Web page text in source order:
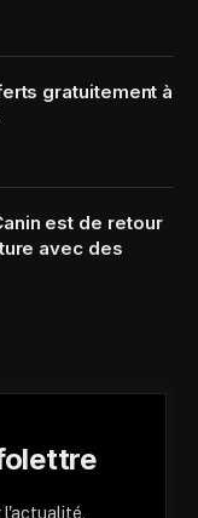
gratuitement à
est de retour
avec des
l'actualité,